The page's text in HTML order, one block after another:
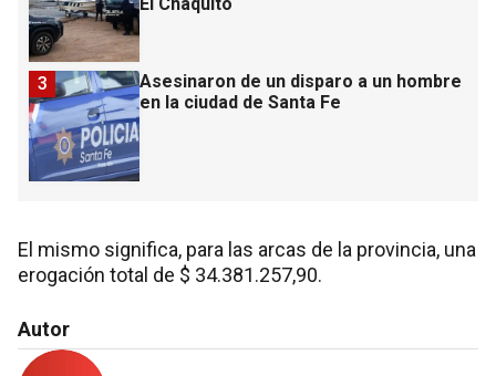
Asesinaron de un disparo a un hombre
en la ciudad de Santa Fe
3
El mismo significa, para las arcas de la provincia, una
erogación total de $ 34.381.257,90.
Autor